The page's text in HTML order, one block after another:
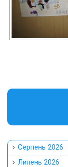
Серпень 2026
Липень 2026